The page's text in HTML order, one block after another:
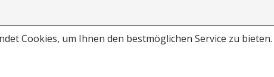
Cookies, um Ihnen den bestmöglichen Service zu bieten.